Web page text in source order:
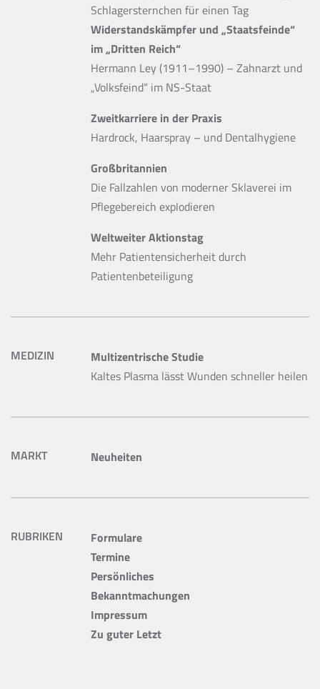
Schlagersternchen für einen Tag
Widerstandskämpfer und „Staatsfeinde“
im „Dritten Reich“
Hermann Ley (1911–1990) – Zahnarzt und
„Volksfeind“ im NS-Staat
Zweitkarriere in der Praxis
Hardrock, Haarspray – und Dentalhygiene
Großbritannien
Die Fallzahlen von moderner Sklaverei im
Pflegebereich explodieren
Weltweiter Aktionstag
Mehr Patientensicherheit durch
Patientenbeteiligung
MEDIZIN
Multizentrische Studie
Kaltes Plasma lässt Wunden schneller heilen
MARKT Neuheiten
RUBRIKEN
Formulare
Termine
Persönliches
Bekanntmachungen
Impressum
Zu guter Letzt